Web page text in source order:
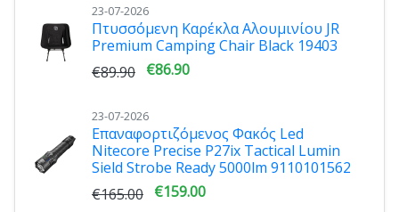
23-07-2026
Πτυσσόμενη Καρέκλα Αλουμινίου JR
Premium Camping Chair Black 19403
€89.90 €86.90
23-07-2026
Επαναφορτιζόμενος Φακός Led
Nitecore Precise P27ix Tactical Lumin
Sield Strobe Ready 5000lm 9110101562
€165.00 €159.00